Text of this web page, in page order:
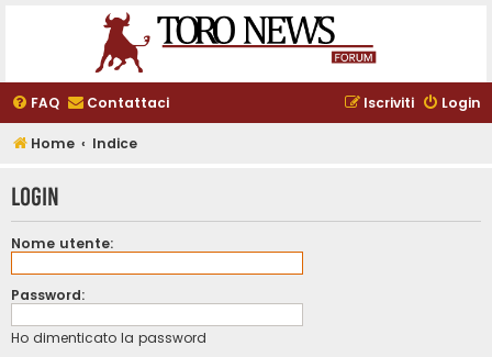
FAQ Contattaci Login
Iscriviti
Home Indice
Login
Nome utente:
Password:
Ho dimenticato la password